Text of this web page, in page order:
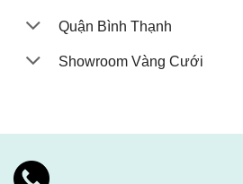
Quận Bình Thạnh
Showroom Vàng Cưới